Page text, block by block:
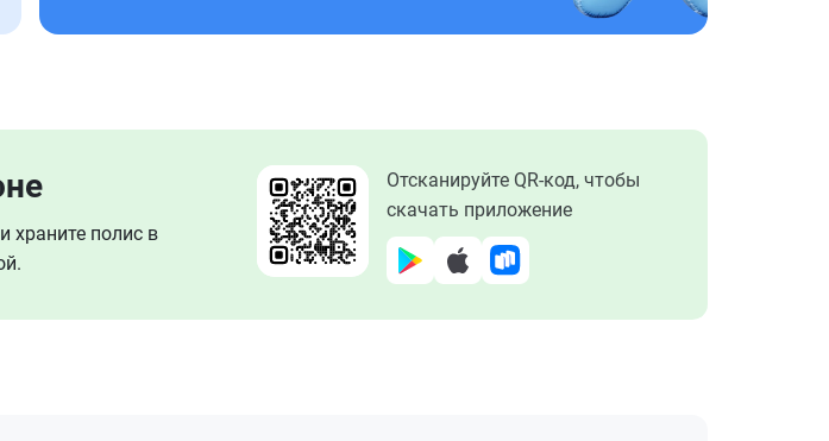
храните полис в
Отсканируйте QR-код, чтобы
скачать приложение